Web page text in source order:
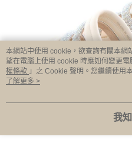
本網站中使用 cookie，欲查詢有關本網
望在電腦上使用 cookie 時應如何變更
權條款 」之 Cookie 聲明。您繼續使用
用條款之 Cookie 聲明使用 cookie。
了解更多 >
我